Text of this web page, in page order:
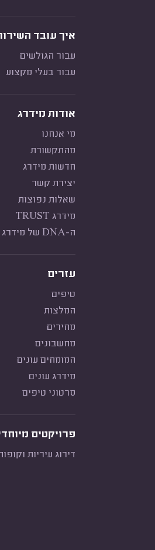
איך עובד
עבור הגולשים
עבור בעלי מקצוע
אודות מידרג
מי אנחנו
מהתקשורת
חדשות מידרג
יצירת קשר
שאלות נפוצות
מידרג TRUST
ה-DNA של מידרג
עזרים
טיפים
המלצות
מחירים
מחשבונים
המומחים עונים
מידרג עונים
סרטוני טיפים
פרויקטים
דירוג עיריות